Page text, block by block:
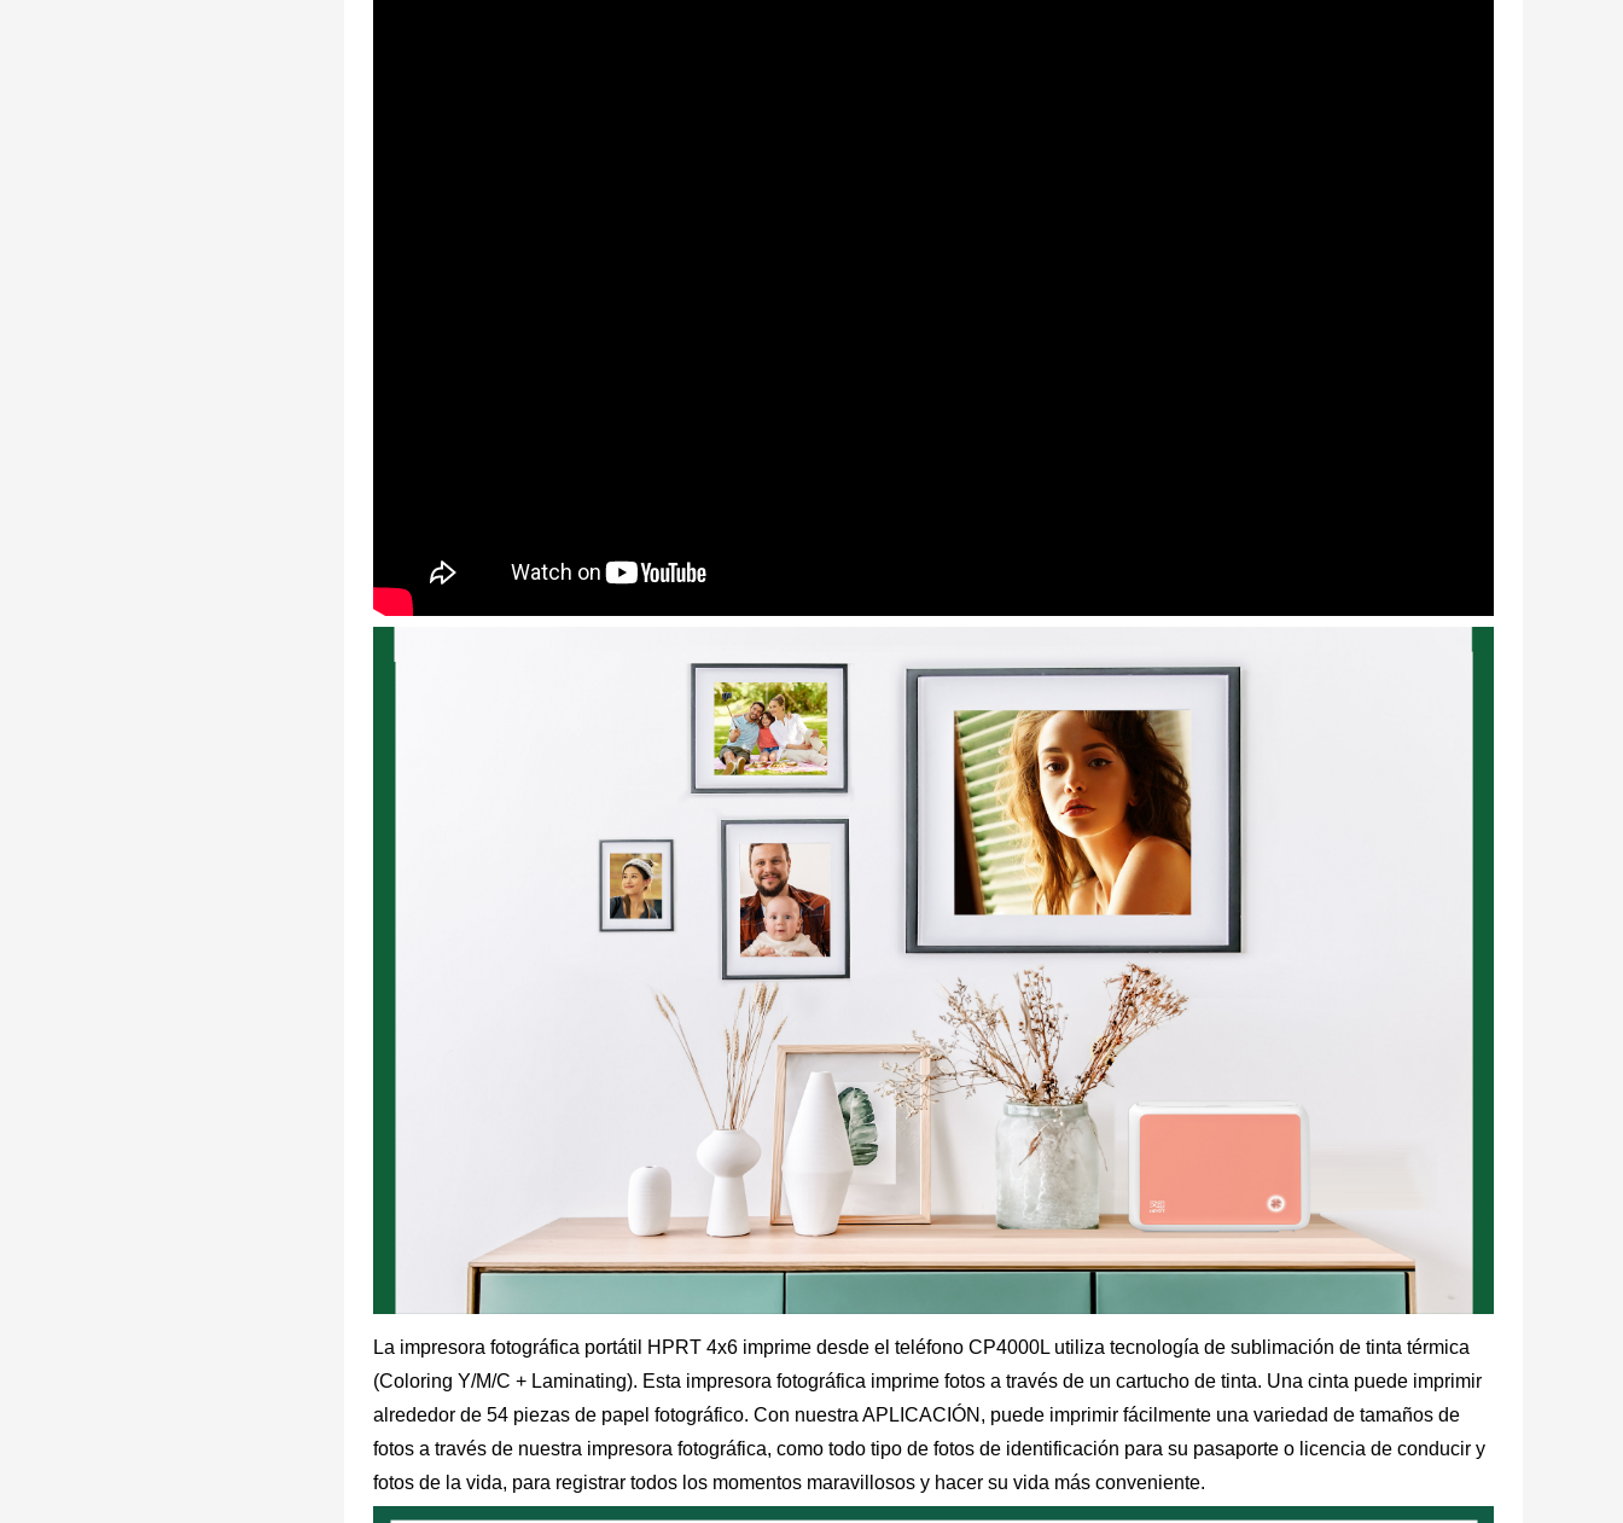
La impresora fotográfica portátil HPRT 4x6 imprime desde el teléfono CP4000L utiliza tecnología de sublimación de tinta térmica
(Coloring Y/M/C + Laminating). Esta impresora fotográfica imprime fotos a través de un cartucho de tinta. Una cinta puede imprimir
alrededor de 54 piezas de papel fotográfico. Con nuestra APLICACIÓN, puede imprimir fácilmente una variedad de tamaños de
fotos a través de nuestra impresora fotográfica, como todo tipo de fotos de identificación para su pasaporte o licencia de conducir y
fotos de la vida, para registrar todos los momentos maravillosos y hacer su vida más conveniente.